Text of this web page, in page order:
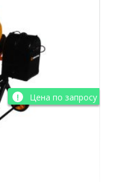
Цена по запросу